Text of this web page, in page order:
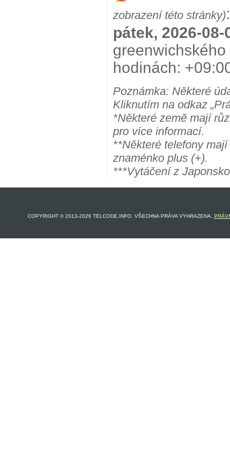
zobrazení této stránky):
pátek, 2026-
hodinách:
Poznámka: Některé
Kliknutím na odkaz
*Některé země mají
pro více informací.
**Některé telefony
znaménko plus (+).
***Vytáčení z
COPYRIGHT © 2013-2026 TELCODE.INFO. VŠECHNA PRÁVA VYHRAZENA.